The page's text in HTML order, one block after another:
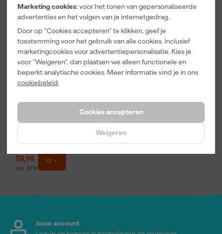
Marketing cookies: voor het tonen van gepersonaliseerde
advertenties en het volgen van je internetgedrag.
Door op "Cookies accepteren" te klikken, geef je
toestemming voor het gebruik van alle cookies, inclusief
marketingcookies voor advertentiepersonalisatie. Kies je
voor "Weigeren", dan plaatsen we alleen functionele en
beperkt analytische cookies. Meer informatie vind je in ons
cookiebeleid.
Cookies accepteren
Weigeren
Anza PRO
Muurverfset
6-delig
Maandag
19,95
incl. BTW
Jouw account